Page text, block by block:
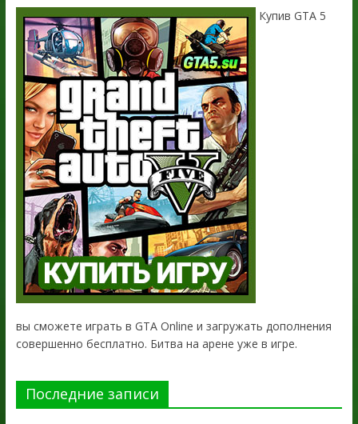
Купив GTA 5
вы сможете играть в GTA Online и загружать дополнения
совершенно бесплатно. Битва на арене уже в игре.
Последние записи